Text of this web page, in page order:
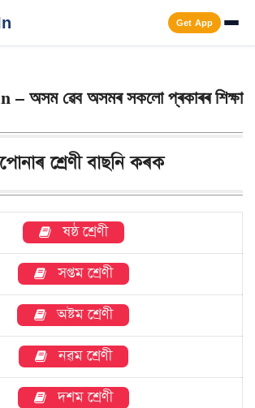
Get App
অসম ৱেব অসমৰ সকলো প্ৰকাৰৰ শিক্ষা
শ্ৰেণী বাছনি কৰক
ষষ্ঠ শ্ৰেণী
সপ্তম শ্ৰেণী
অষ্টম শ্ৰেণী
নৱম শ্ৰেণী
দশম শ্ৰেণী